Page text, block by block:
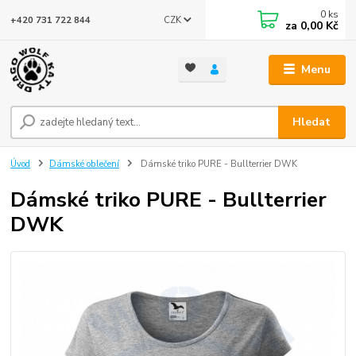
Menu
CZK
Hledat
+420 731 722 844 0 ks
za 0,00 Kč
Úvod Dámské oblečení Dámské triko PURE - Bullterrier DWK
Dámské triko PURE - Bullterrier
DWK